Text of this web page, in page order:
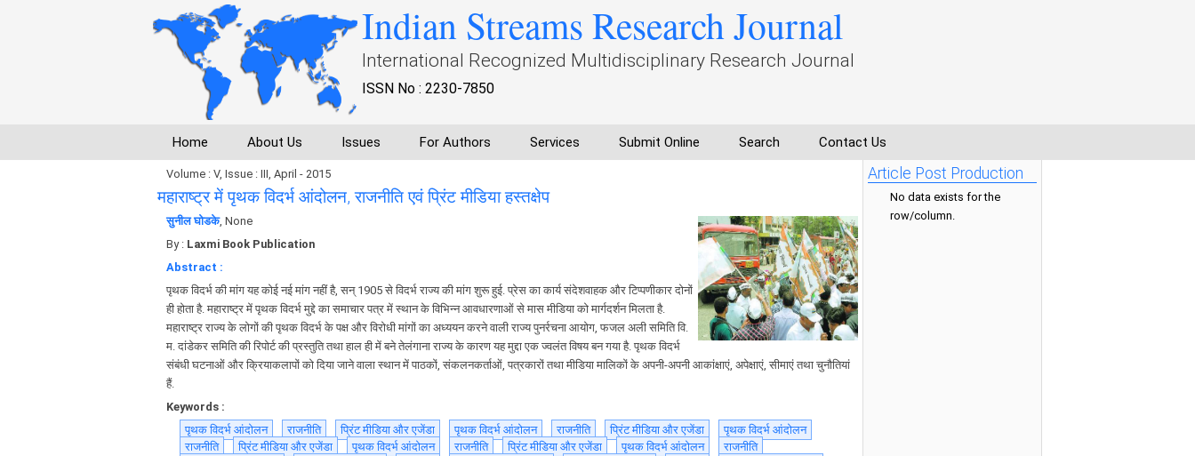
Indian Streams Research Journal
International Recognized Multidisciplinary Research Journal
ISSN No : 2230-7850
Home About Us Issues For Authors Services Submit Online Search Contact Us
Volume : V, Issue : III, April - 2015
महाराष्ट्र में पृथक विदर्भ आंदोलन, राजनीति एवं प्रिंट मीडिया हस्तक्षेप
सुनील घोडके, None
By : Laxmi Book Publication
Abstract :
पृथक विदर्भ की मांग यह कोई नई मांग नहीं है, सन् 1905 से विदर्भ राज्य की मांग शुरू हुई. प्रेस का कार्य संदेशवाहक और टिप्पणीकार दोनों
ही होता है. महाराष्ट्र में पृथक विदर्भ मुद्दे का समाचार पत्र में स्थान के विभिन्न आवधारणाओं से मास मीडिया को मार्गदर्शन मिलता है.
महाराष्ट्र राज्य के लोगों की पृथक विदर्भ के पक्ष और विरोधी मांगों का अध्ययन करने वाली राज्य पुनर्रचना आयोग, फजल अली समिति वि.
म. दांडेकर समिति की रिपोर्ट की प्रस्तुति तथा हाल ही में बने तेलंगाना राज्य के कारण यह मुद्दा एक ज्वलंत विषय बन गया है. पृथक विदर्भ
संबंधी घटनाओं और क्रियाकलापों को दिया जाने वाला स्थान में पाठकों, संकलनकर्ताओं, पत्रकारों तथा मीडिया मालिकों के अपनी-अपनी आकांक्षाएं, अपेक्षाएं, सीमाएं तथा चुनौतियां
हैं.
Keywords :
पृथक विदर्भ आंदोलन
राजनीति प्रिंट मीडिया और एजेंडा पृथक विदर्भ आंदोलन राजनीति प्रिंट मीडिया और एजेंडा
पृथक विदर्भ आंदोलन
राजनीति
प्रिंट मीडिया और एजेंडा पृथक विदर्भ आंदोलन राजनीति प्रिंट मीडिया और एजेंडा पृथक विदर्भ आंदोलन
राजनीति
Article Post Production
No data exists for the
row/column.